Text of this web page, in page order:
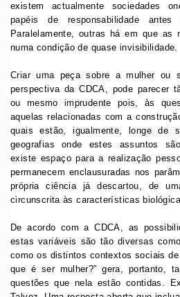
existem actualmente sociedades
papéis de responsabilidade antes
Paralelamente, outras há em que as
numa condição de quase invisibilidade.
Criar uma peça sobre a mulher ou
perspectiva da CDCA, pode parecer
ou mesmo imprudente pois, às
aquelas relacionadas com a
quais estão, igualmente, longe de
geografias onde estes assuntos
existe espaço para a realização
permanecem enclausuradas nos
própria ciência já descartou, de
circunscrita às características
De acordo com a CDCA, as
estas variáveis são tão diversas
como os distintos contextos sociais de
que é ser mulher?” gera, portanto,
questões que nela estão contidas.